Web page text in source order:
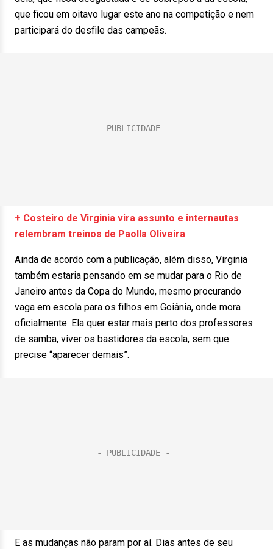
que ficou em oitavo lugar este ano na competição e nem
participará do desfile das campeãs.
+ Costeiro de Virginia vira assunto e internautas
relembram treinos de Paolla Oliveira
Ainda de acordo com a publicação, além disso, Virginia
também estaria pensando em se mudar para o Rio de
Janeiro antes da Copa do Mundo, mesmo procurando
vaga em escola para os filhos em Goiânia, onde mora
oficialmente. Ela quer estar mais perto dos professores
de samba, viver os bastidores da escola, sem que
precise “aparecer demais”.
E as mudanças não param por aí. Dias antes de seu